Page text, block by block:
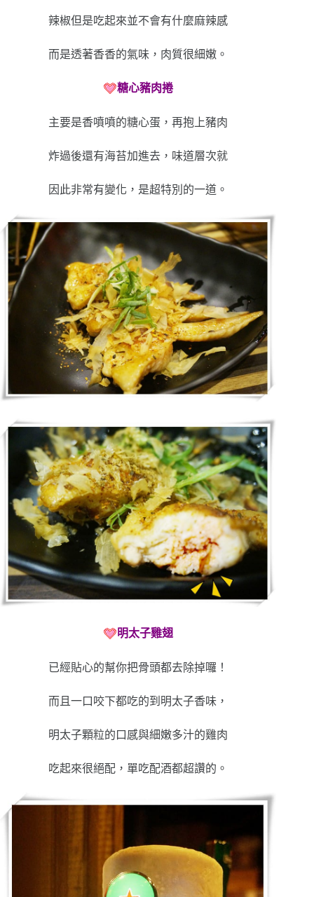
辣椒但是吃起來並不會有什麼麻辣感
而是透著香香的氣味，肉質很細嫩。
糖心豬肉捲
主要是香噴噴的糖心蛋，再抱上豬肉
炸過後還有海苔加進去，味道層次就
因此非常有變化，是超特別的一道。
明太子雞翅
已經貼心的幫你把骨頭都去除掉囉！
而且一口咬下都吃的到明太子香味，
明太子顆粒的口感與細嫩多汁的雞肉
吃起來很絕配，單吃配酒都超讚的。